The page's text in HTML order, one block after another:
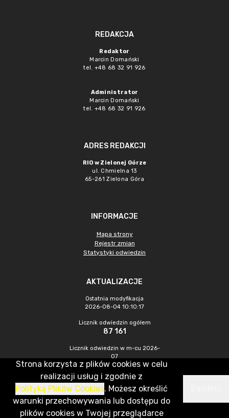
REDAKCJA
Redaktor
Marcin Domański
tel. +48 68 32 91 926
Administrator
Marcin Domański
tel. +48 68 32 91 926
ADRES REDAKCJI
RIO w Zielonej Górze
ul. Chmielna 13
65-261 Zielona Góra
INFORMACJE
Mapa strony
Rejestr zmian
Statystyki odwiedzin
AKTUALIZACJE
Ostatnia modyfikacja
2026-08-04 10:10:17
Licznik odwiedzin ogółem
87 161
Licznik odwiedzin w m-cu 2026-
07
259
CMS & Hosting: Nefeni Sp. z o.o.
Strona korzysta z plików cookies w celu
realizacji usług i zgodnie z
Polityką Plików Cookies. Możesz określić
warunki przechowywania lub dostępu do
plików cookies w Twojej przeglądarce